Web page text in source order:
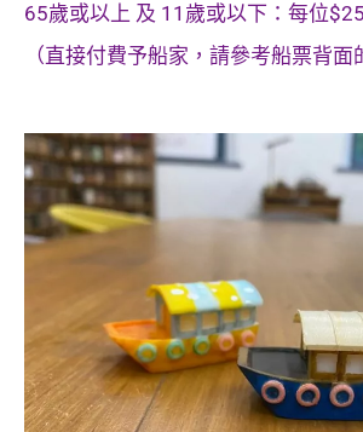
65歲或以上 及 11歲或以下：每位$25
（直接付費予船家，請參考船票背面